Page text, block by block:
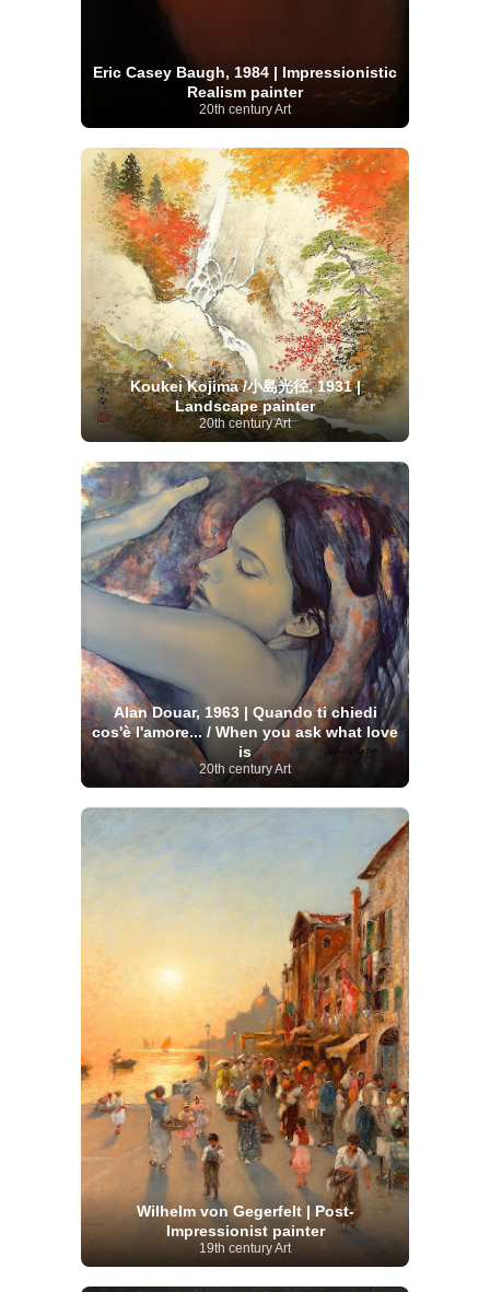
Eric Casey Baugh, 1984 | Impressionistic
Realism painter
20th century Art
Koukei Kojima /小島光径, 1931 |
Landscape painter
20th century Art
Alan Douar, 1963 | Quando ti chiedi
cos'è l'amore... / When you ask what love
is
20th century Art
Wilhelm von Gegerfelt | Post-
Impressionist painter
19th century Art